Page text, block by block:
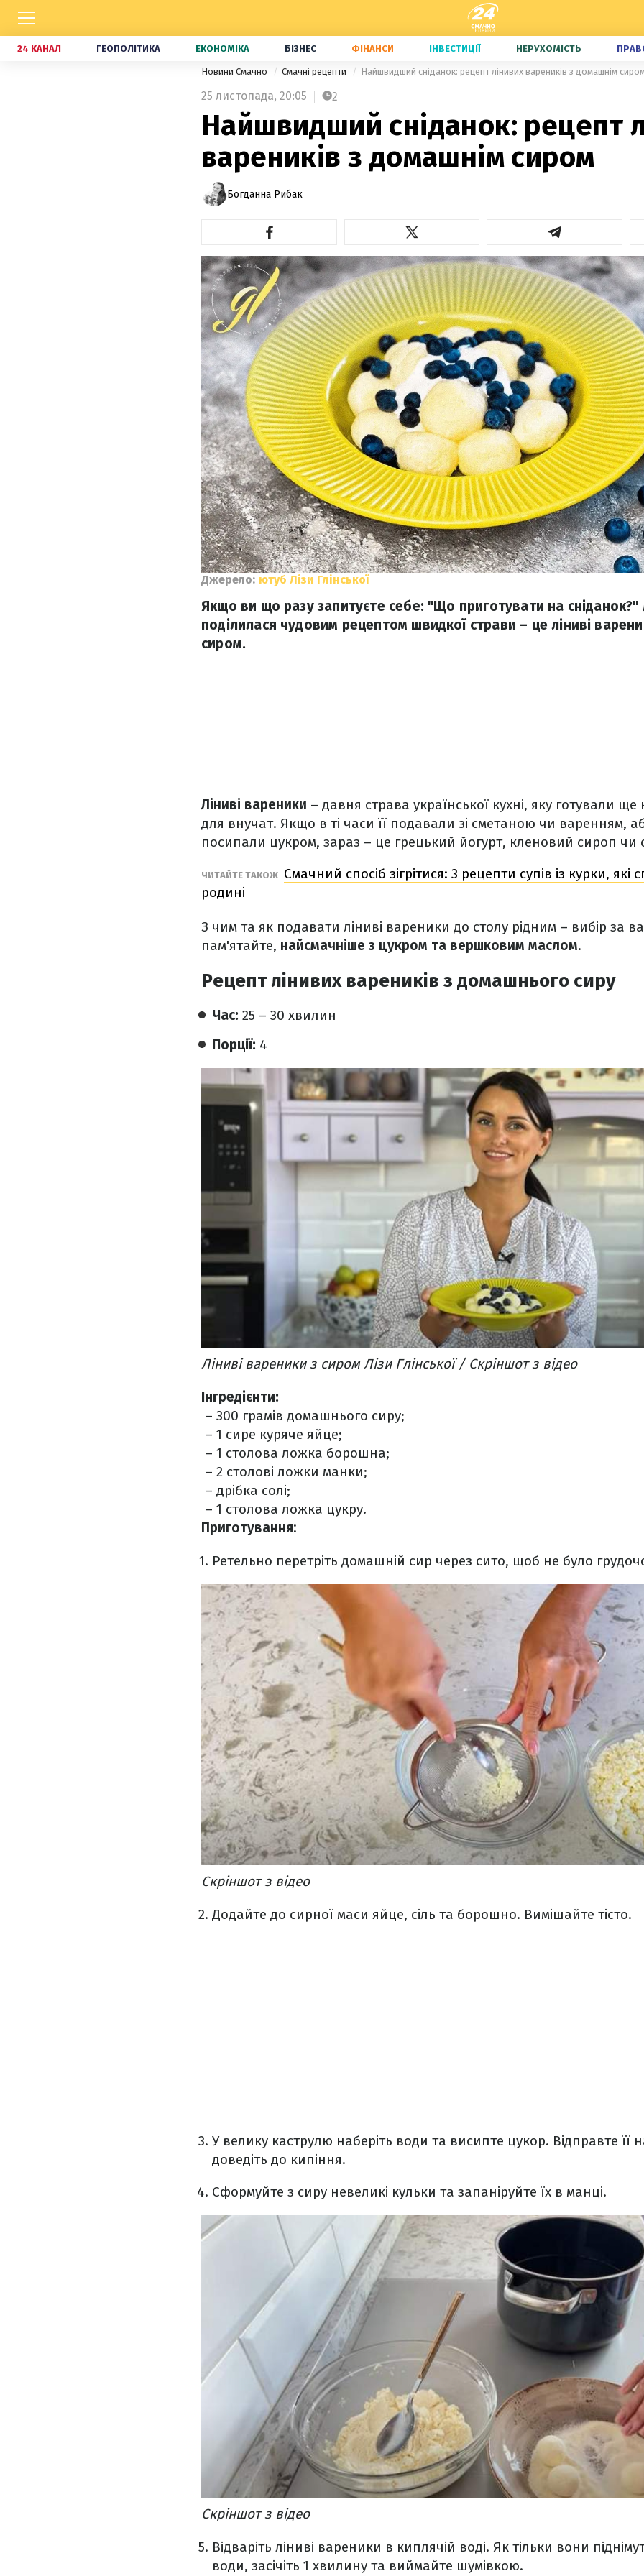
24 КАНАЛ ГЕОПОЛІТИКА ЕКОНОМІКА БІЗНЕС ФІНАНСИ ІНВЕСТИЦІЇ НЕРУХОМІСТЬ
Новини Смачно Смачні рецепти Найшвидший сніданок: рецепт лінивих вареників з домашнім
25 листопада, 20:05 2
Найшвидший сніданок: рецепт
вареників з домашнім сиром
Богданна Рибак
Джерело: ютуб Лізи Глінської
Якщо ви що разу запитуєте себе: "Що приготувати на сніданок?"
поділилася чудовим рецептом швидкої страви – це ліниві
сиром.
Ліниві вареники – давня страва української кухні, яку готували ще
для внучат. Якщо в ті часи її подавали зі сметаною чи варенням,
посипали цукром, зараз – це грецький йогурт, кленовий сироп чи
ЧИТАЙТЕ ТАКОЖ Смачний спосіб зігрітися: 3 рецепти супів із курки, які
родині
З чим та як подавати ліниві вареники до столу рідним – вибір за
пам'ятайте, найсмачніше з цукром та вершковим маслом.
Рецепт лінивих вареників з домашнього сиру
Час: 25 – 30 хвилин
Порції: 4
Ліниві вареники з сиром Лізи Глінської / Скріншот з відео
Інгредієнти:
– 300 грамів домашнього сиру;
– 1 сире куряче яйце;
– 1 столова ложка борошна;
– 2 столові ложки манки;
– дрібка солі;
– 1 столова ложка цукру.
Приготування:
Ретельно перетріть домашній сир через сито, щоб не було
Скріншот з відео
Додайте до сирної маси яйце, сіль та борошно. Вимішайте тісто.
У велику каструлю наберіть води та висипте цукор. Відправте її
доведіть до кипіння.
Сформуйте з сиру невеликі кульки та запаніруйте їх в манці.
Скріншот з відео
Відваріть ліниві вареники в киплячій воді. Як тільки вони
води, засічіть 1 хвилину та виймайте шумівкою.